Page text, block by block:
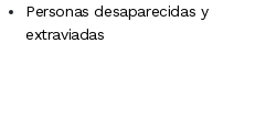
Personas desaparecidas y
extraviadas